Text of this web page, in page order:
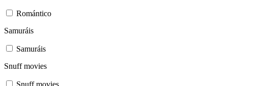
Romántico
Samuráis
Samuráis
Snuff movies
Snuff movies